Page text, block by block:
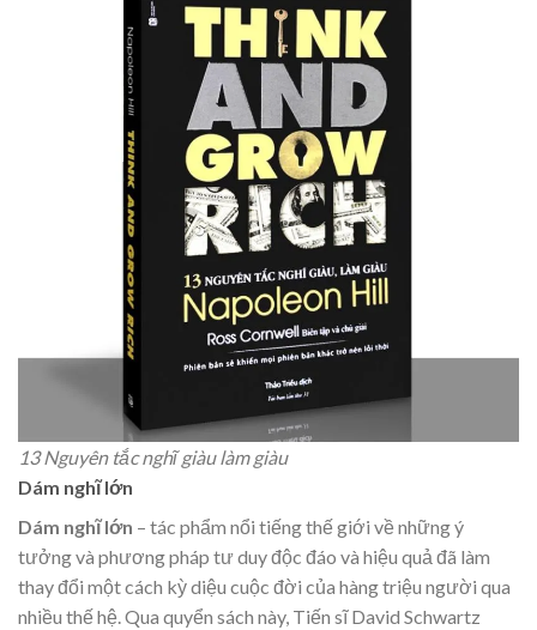
13 Nguyên tắc nghĩ giàu làm giàu
Dám nghĩ lớn
Dám nghĩ lớn – tác phẩm nổi tiếng thế giới về những ý
tưởng và phương pháp tư duy độc đáo và hiệu quả đã làm
thay đổi một cách kỳ diệu cuộc đời của hàng triệu người qua
nhiều thế hệ. Qua quyển sách này, Tiến sĩ David Schwartz